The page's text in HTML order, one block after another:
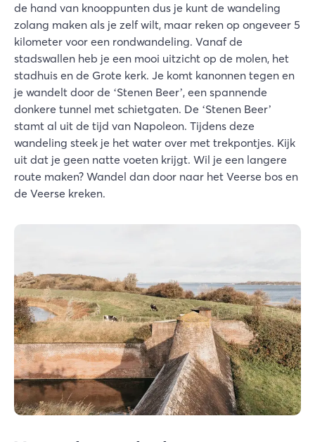
de hand van knooppunten dus je kunt de wandeling
zolang maken als je zelf wilt, maar reken op ongeveer 5
kilometer voor een rondwandeling. Vanaf de
stadswallen heb je een mooi uitzicht op de molen, het
stadhuis en de Grote kerk. Je komt kanonnen tegen en
je wandelt door de ‘Stenen Beer’, een spannende
donkere tunnel met schietgaten. De ‘Stenen Beer’
stamt al uit de tijd van Napoleon. Tijdens deze
wandeling steek je het water over met trekpontjes. Kijk
uit dat je geen natte voeten krijgt. Wil je een langere
route maken? Wandel dan door naar het Veerse bos en
de Veerse kreken.